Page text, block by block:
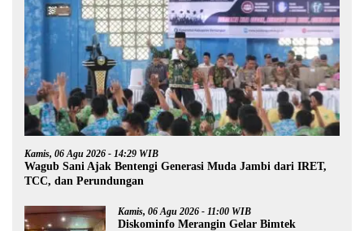
Kamis, 06 Agu 2026 - 14:29 WIB
Wagub Sani Ajak Bentengi Generasi Muda Jambi dari IRET,
TCC, dan Perundungan
Kamis, 06 Agu 2026 - 11:00 WIB
Diskominfo Merangin Gelar Bimtek